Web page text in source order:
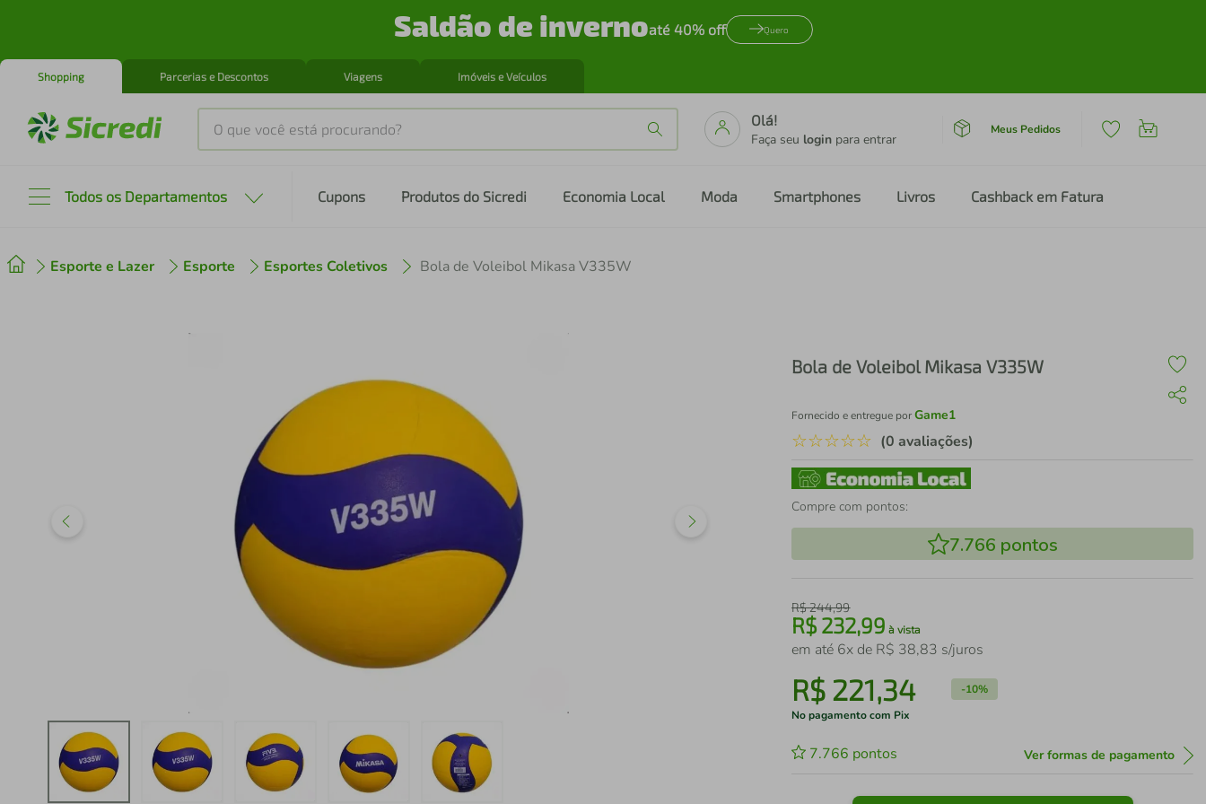
Saldão de invernoaté 40% off Quero
Shopping Parcerias e Descontos Viagens Imóveis e Veículos
O que você está procurando?
Olá!
Faça seu login para entrar
Meus Pedidos
Todos os Departamentos Cupons Produtos do Sicredi Economia Local Moda Smartphones Livros Cashback em Fatura
Esporte e Lazer Esporte Esportes Coletivos Bola de Voleibol Mikasa V335W
Bola de Voleibol Mikasa V335W
Fornecido e entregue porGame1
☆☆☆☆☆ (0 avaliações)
Compre com pontos:
7.766 pontos
R$244,99
R$232,99 à vista
em até 6x de R$ 38,83 s/juros
R$ 221,34 -10%
No pagamento com Pix
7.766 pontos Ver formas de pagamento
2 º cafeteira